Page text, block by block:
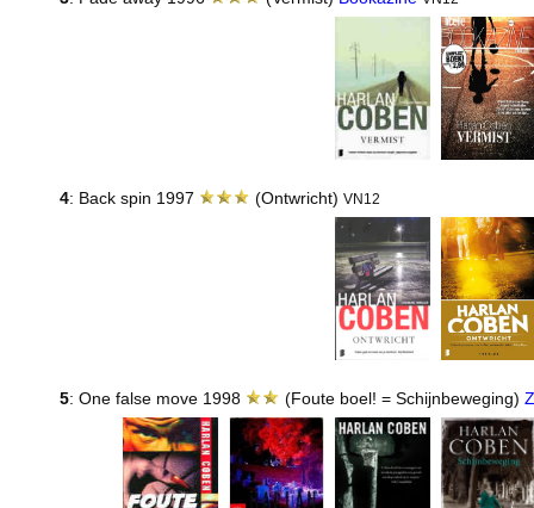
4: Back spin 1997 (Ontwricht)VN12
5: One false move 1998 (Foute boel! = Schijnbeweging)